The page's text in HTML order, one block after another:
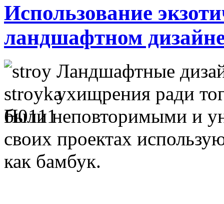
Использование
ландшафтном
Ландшафтные
ухищрения ради
были неповторимыми и
своих проектах
как бамбук.